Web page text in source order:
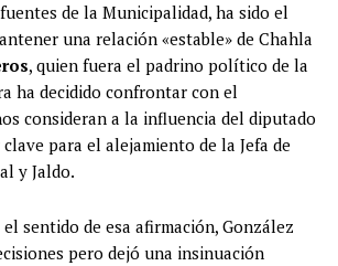
de la Municipalidad, ha sido el
una relación «estable» de Chahla
, quien fuera el padrino político de la
ha decidido confrontar con el
consideran a la influencia del diputado
para el alejamiento de la Jefa de
y Jaldo.
sentido de esa afirmación, González
pero dejó una insinuación